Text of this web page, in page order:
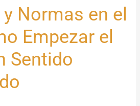
Normas en el
Empezar el
Sentido